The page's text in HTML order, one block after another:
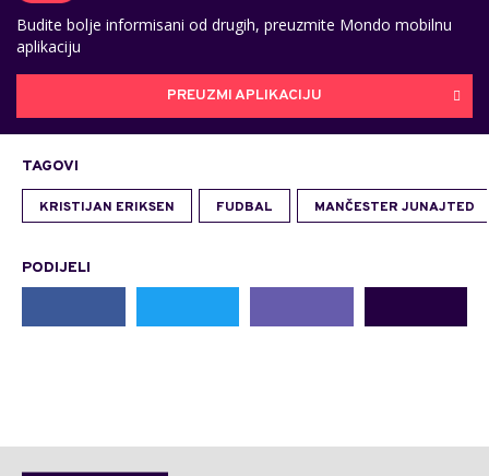
Budite bolje informisani od drugih, preuzmite Mondo mobilnu
aplikaciju
PREUZMI APLIKACIJU
TAGOVI
KRISTIJAN ERIKSEN FUDBAL MANČESTER JUNAJTED
PODIJELI